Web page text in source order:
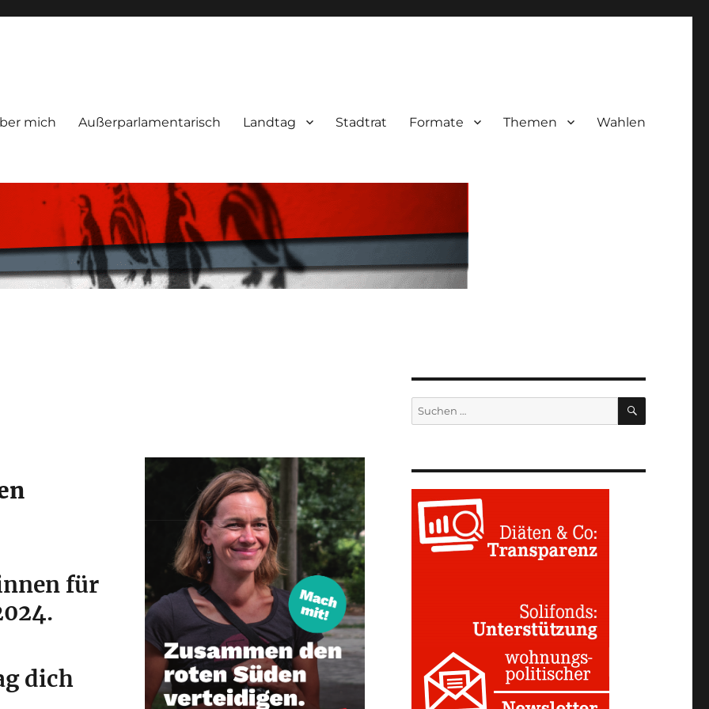
mich Außerparlamentarisch Landtag Stadtrat Formate Themen Wahlen
für
dich
Suchen
nach:
SUCHEN